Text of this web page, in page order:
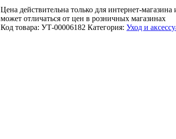
Цена действительна только для интернет-магазина
может отличаться от цен в розничных магазинах
Код товара:УТ-00006182Категория: Уход и